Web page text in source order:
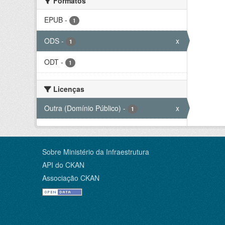
EPUB - 1
ODS - 1 x
ODT - 1
Licenças
Outra (Domínio Público) - 1 x
Sobre Ministério da Infraestrutura
API do CKAN
Associação CKAN